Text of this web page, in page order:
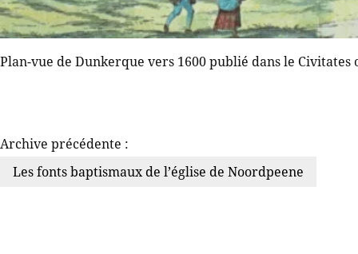
Plan-vue de Dunkerque vers 1600 publié dans le
Archive précédente :
Les fonts baptismaux de l’église de Noordpeene